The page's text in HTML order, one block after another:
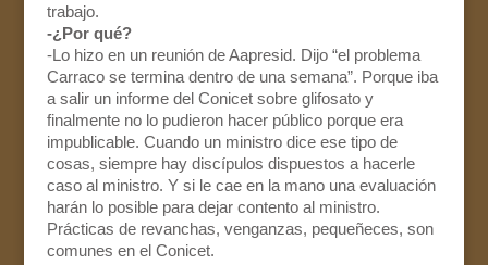
trabajo.
-¿Por qué?
-Lo hizo en un reunión de Aapresid. Dijo “el problema
Carraco se termina dentro de una semana”. Porque iba
a salir un informe del Conicet sobre glifosato y
finalmente no lo pudieron hacer público porque era
impublicable. Cuando un ministro dice ese tipo de
cosas, siempre hay discípulos dispuestos a hacerle
caso al ministro. Y si le cae en la mano una evaluación
harán lo posible para dejar contento al ministro.
Prácticas de revanchas, venganzas, pequeñeces, son
comunes en el Conicet.